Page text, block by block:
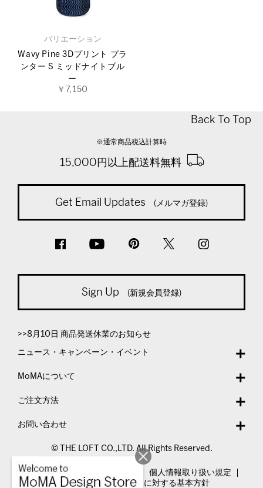
バリエーション
Wavy Pine 3Dプリント プラ
ンター S ミッドナイトブル
ー
￥7,150
Back To Top
※通常商品税込計算時
15,000円以上配送料無料
Get Email Updates (メルマガ登録)
Sign Up (新規会員登録)
>>8月10日 商品発送休業のお知らせ
ニュース・キャンペーン・イベント
MoMAについて
ご注文方法
お問い合わせ
© THE LOFT CO.,LTD. All Rights Reserved.
特定商取引法表示
個人情報取り扱い規定
カスタマーハラスメントに対する基本方針